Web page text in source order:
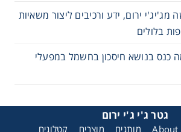
ירום, ידע ורכיבים ליצור משאיות
בלולים
כנס בנושא חיסכון בחשמל במפעלי
גטר ג'י ג'י ירום
About מותגים מוצרים קטלוגים